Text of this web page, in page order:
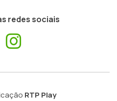
redes sociais
Facebook
RTP Play